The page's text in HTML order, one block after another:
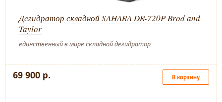
Дегидратор складной SAHARA DR-720P Brod and
Taylor
единственный в мире складной дегидратор
69 900 р. В корзину